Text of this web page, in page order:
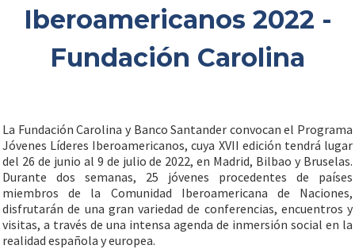
Iberoamericanos 2022 -
Fundación Carolina
La Fundación Carolina y Banco Santander convocan el Programa
Jóvenes Líderes Iberoamericanos, cuya XVII edición tendrá lugar
del 26 de junio al 9 de julio de 2022, en Madrid, Bilbao y Bruselas.
Durante dos semanas, 25 jóvenes procedentes de países
miembros de la Comunidad Iberoamericana de Naciones,
disfrutarán de una gran variedad de conferencias, encuentros y
visitas, a través de una intensa agenda de inmersión social en la
realidad española y europea.